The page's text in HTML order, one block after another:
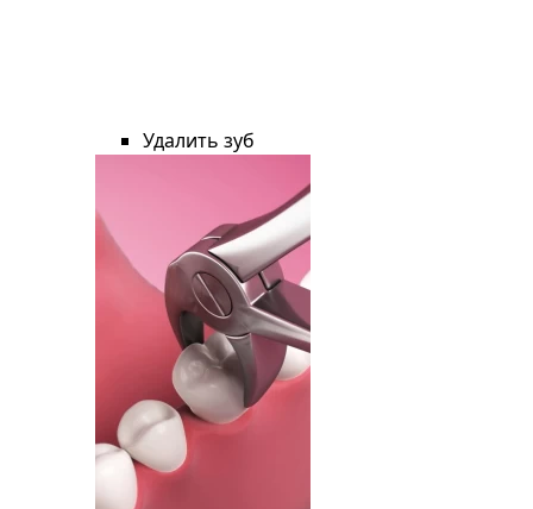
Удалить зуб